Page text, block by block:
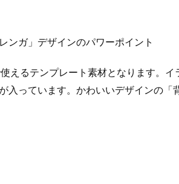
ンガ」デザインのパワーポイント
えるテンプレート素材となります。イ
入っています。かわいいデザインの「